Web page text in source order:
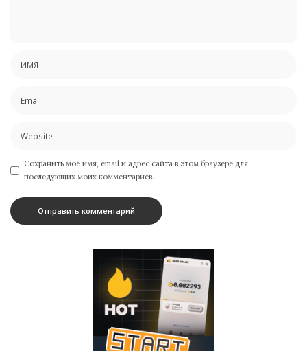
Сохранить моё имя, email и адрес сайта в этом браузере для
последующих моих комментариев.